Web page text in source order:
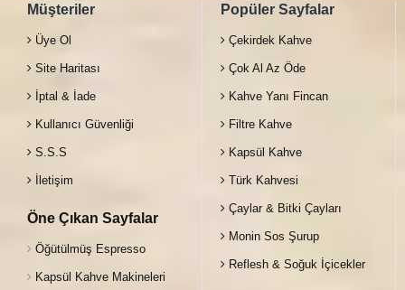
Müşteriler
Üye Ol
Site Haritası
İptal & İade
Kullanıcı Güvenliği
S.S.S
İletişim
Öne Çıkan Sayfalar
Öğütülmüş Espresso
Kapsül Kahve Makineleri
Popüler Sayfalar
Çekirdek Kahve
Çok Al Az Öde
Kahve Yanı Fincan
Filtre Kahve
Kapsül Kahve
Türk Kahvesi
Çaylar & Bitki Çayları
Monin Sos Şurup
Reflesh & Soğuk İçicekler